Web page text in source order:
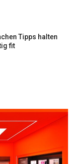
Tipps halten
fit